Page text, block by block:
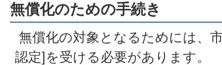
無償化のための手続き
無償化の対象となるためには、
認定]を受ける必要があります。